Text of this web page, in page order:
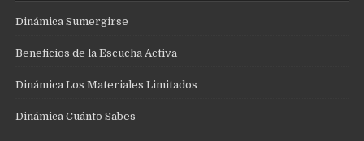
Dinámica Sumergirse
Beneficios de la Escucha Activa
Dinámica Los Materiales Limitados
Dinámica Cuánto Sabes